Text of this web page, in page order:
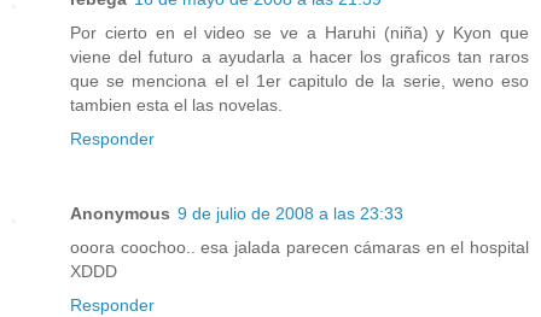
Por cierto en el video se ve a Haruhi (niña) y Kyon que
viene del futuro a ayudarla a hacer los graficos tan raros
que se menciona el el 1er capitulo de la serie, weno eso
tambien esta el las novelas.
Responder
Anonymous 9 de julio de 2008 a las 23:33
ooora coochoo.. esa jalada parecen cámaras en el hospital
XDDD
Responder